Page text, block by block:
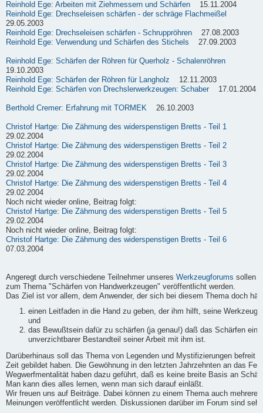
Reinhold Ege: Arbeiten mit Ziehmessern und Schärfen 15.11.2004
Reinhold Ege: Drechseleisen schärfen - der schräge Flachmeißel
29.05.2003
Reinhold Ege: Drechseleisen schärfen - Schruppröhren 27.08.2003
Reinhold Ege: Verwendung und Schärfen des Stichels 27.09.2003
Reinhold Ege: Schärfen der Röhren für Querholz - Schalenröhren
19.10.2003
Reinhold Ege: Schärfen der Röhren für Langholz 12.11.2003
Reinhold Ege: Schärfen von Drechslerwerkzeugen: Schaber 17.01.2004
Berthold Cremer: Erfahrung mit TORMEK 26.10.2003
Christof Hartge: Die Zähmung des widerspenstigen Bretts - Teil 1
29.02.2004
Christof Hartge: Die Zähmung des widerspenstigen Bretts - Teil 2
29.02.2004
Christof Hartge: Die Zähmung des widerspenstigen Bretts - Teil 3
29.02.2004
Christof Hartge: Die Zähmung des widerspenstigen Bretts - Teil 4
29.02.2004
Noch nicht wieder online, Beitrag folgt:
Christof Hartge: Die Zähmung des widerspenstigen Bretts - Teil 5
29.02.2004
Noch nicht wieder online, Beitrag folgt:
Christof Hartge: Die Zähmung des widerspenstigen Bretts - Teil 6
07.03.2004
Angeregt durch verschiedene Teilnehmer unseres Werkzeugforums sollen
zum Thema "Schärfen von Handwerkzeugen" veröffentlicht werden.
Das Ziel ist vor allem, dem Anwender, der sich bei diesem Thema doch
einen Leitfaden in die Hand zu geben, der ihm hilft, seine
und
das Bewußtsein dafür zu schärfen (ja genau!) daß das Schärfen
unverzichtbarer Bestandteil seiner Arbeit mit ihm ist.
Darüberhinaus soll das Thema von Legenden und Mystifizierungen befreit
Zeit gebildet haben. Die Gewöhnung in den letzten Jahrzehnten an das
Wegwerfmentalität haben dazu geführt, daß es keine breite Basis an
Man kann dies alles lernen, wenn man sich darauf einläßt.
Wir freuen uns auf Beiträge. Dabei können zu einem Thema auch mehrere
Meinungen veröffentlicht werden. Diskussionen darüber im Forum sind